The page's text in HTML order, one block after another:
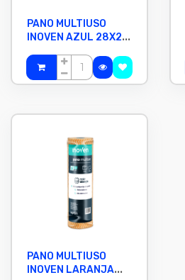
PANO MULTIUSO
INOVEN AZUL 28X25
PANO MULTIUSO
INOVEN LARANJA